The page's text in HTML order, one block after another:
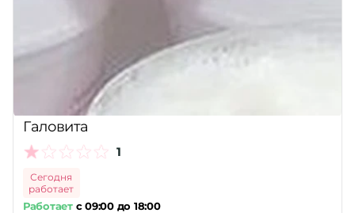
Принимает сертификаты
Применить
Галовита
1
Сегодня
работает
Работаетс 09:00 до 18:00